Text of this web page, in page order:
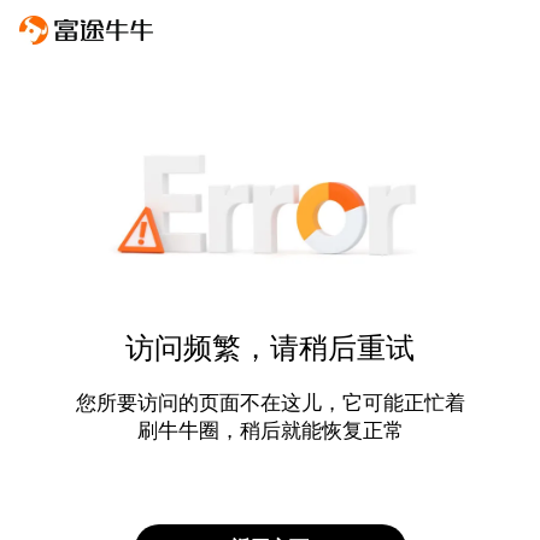
访问频繁，请稍后重试
您所要访问的页面不在这儿，它可能正忙着
刷牛牛圈，稍后就能恢复正常